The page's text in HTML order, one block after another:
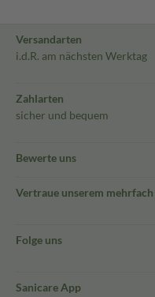
Versandarten
i.d.R. am nächsten Werktag
Zahlarten
sicher und bequem
Bewerte uns
Vertraue unserem
Folge uns
Sanicare App